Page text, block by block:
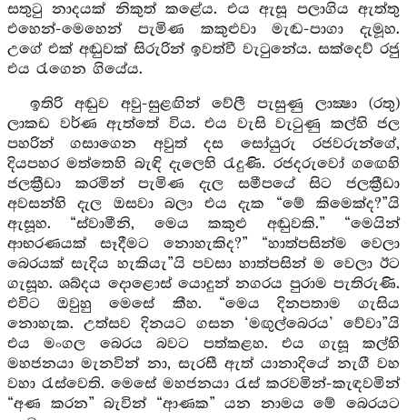
සතුටු නාදයක් නිකුත් කළේය. එය ඇසූ පලාගිය ඇත්තු
එහෙන්-මෙහෙන් පැමිණ කකුළුවා මැඬ-පාගා දැමූහ.
උගේ එක් අඬුවක් සිරුරින් ඉවත්වී වැටුනේය. සක්දෙව් රජු
එය රැගෙන ගියේය.
ඉතිරි අඬුව අවු-සුළඟින් වේලී පැසුණු ලාක්‍ෂා (රතු)
ලාකඩ වර්ණ ඇත්තේ විය. එය වැසි වැටුණු කල්හි ජල
පහරින් ගසාගෙන අවුත් දස සෝයුරු රජවරුන්ගේ,
දියපහර මත්තෙහි බැඳි දැලෙහි රැදුණි. රජදරුවෝ ගඟෙහි
ජලක්‍රීඩා කරමින් පැමිණ දැල සමීපයේ සිට ජලක්‍රීඩා
අවසන්හි දැල ඔසවා බලා එය දැක “මේ කිමෙක්ද?”යි
ඇසූහ. “ස්වාමීනි, මෙය කකුළු අඬුවකි.” “මෙයින්
ආභරණයක් සෑදීමට නොහැකිද?” “හාත්පසින්ම වෙලා
බෙරයක් සැදිය හැකියැ”යි පවසා හාත්පසින් ම වෙලා ඊට
ගැසූහ. ශබ්දය දොළොස් යොදුන් නගරය පුරාම පැතිරුණි.
එවිට ඔවුහු මෙසේ කීහ. “මෙය දිනපතාම ගැසිය
නොහැක. උත්සව දිනයට ගසන ‘මඟුල්බෙරය’ වේවා”යි
එය මංගල බෙරය බවට පත්කළහ. එය ගැසූ කල්හි
මහජනයා මැනවින් නා, සැරසී ඇත් යානාදියේ නැගී වහ
වහා රැස්වෙති. මෙසේ මහජනයා රැස් කරවමින්-කැඳවමින්
“අණ කරන” බැවින් “ආණක” යන නාමය මේ බෙරයට